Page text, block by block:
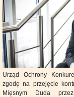
Urząd Ochrony
zgodę na przejęcie
Mięsnym Duda